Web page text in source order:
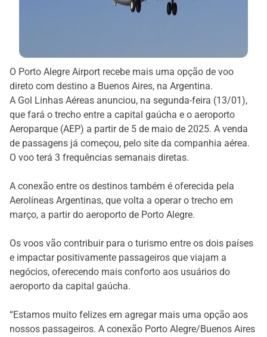
O Porto Alegre Airport recebe mais uma opção de voo
direto com destino a Buenos Aires, na Argentina.
A Gol Linhas Aéreas anunciou, na segunda-feira (13/01),
que fará o trecho entre a capital gaúcha e o aeroporto
Aeroparque (AEP) a partir de 5 de maio de 2025. A venda
de passagens já começou, pelo site da companhia aérea.
O voo terá 3 frequências semanais diretas.
A conexão entre os destinos também é oferecida pela
Aerolíneas Argentinas, que volta a operar o trecho em
março, a partir do aeroporto de Porto Alegre.
Os voos vão contribuir para o turismo entre os dois países
e impactar positivamente passageiros que viajam a
negócios, oferecendo mais conforto aos usuários do
aeroporto da capital gaúcha.
“Estamos muito felizes em agregar mais uma opção aos
nossos passageiros. A conexão Porto Alegre/Buenos Aires